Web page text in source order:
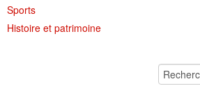
Sports
Histoire et patrimoine